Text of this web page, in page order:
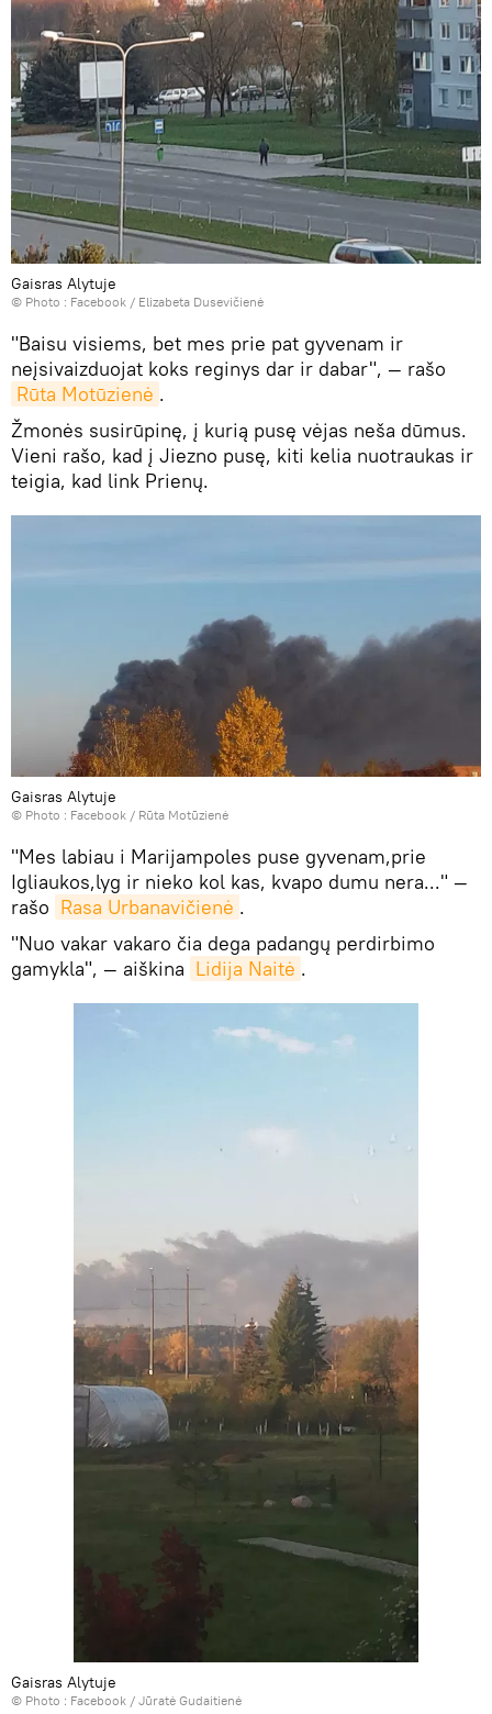
Gaisras Alytuje
© Photo : Facebook / Elizabeta Dusevičienė
"Baisu visiems, bet mes prie pat gyvenam ir
neįsivaizduojat koks reginys dar ir dabar", — rašo
Rūta Motūzienė .
Žmonės susirūpinę, į kurią pusę vėjas neša dūmus.
Vieni rašo, kad į Jiezno pusę, kiti kelia nuotraukas ir
teigia, kad link Prienų.
Gaisras Alytuje
© Photo : Facebook / Rūta Motūzienė
"Mes labiau i Marijampoles puse gyvenam,prie
Igliaukos,lyg ir nieko kol kas, kvapo dumu nera..." —
rašo Rasa Urbanavičienė .
"Nuo vakar vakaro čia dega padangų perdirbimo
gamykla", — aiškina Lidija Naitė .
Gaisras Alytuje
© Photo : Facebook / Jūratė Gudaitienė